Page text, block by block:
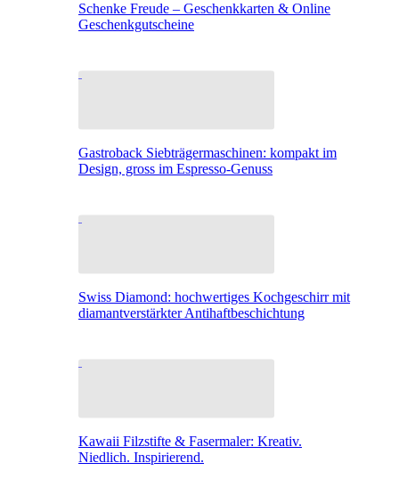
Schenke Freude – Geschenkkarten & Online
Geschenkgutscheine
Gastroback Siebträgermaschinen: kompakt im
Design, gross im Espresso-Genuss
Swiss Diamond: hochwertiges Kochgeschirr mit
diamantverstärkter Antihaftbeschichtung
Kawaii Filzstifte & Fasermaler: Kreativ.
Niedlich. Inspirierend.